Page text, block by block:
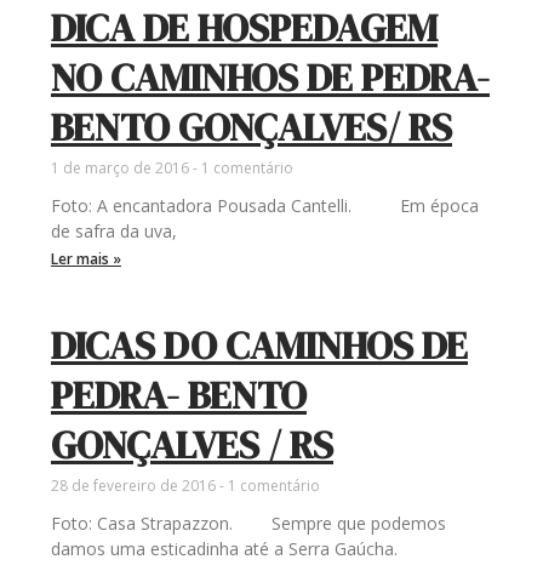
DICA DE HOSPEDAGEM
NO CAMINHOS DE PEDRA-
BENTO GONÇALVES/ RS
1 de março de 2016 1 comentário
Foto: A encantadora Pousada Cantelli. Em época
de safra da uva,
Ler mais »
DICAS DO CAMINHOS DE
PEDRA- BENTO
GONÇALVES / RS
28 de fevereiro de 2016 1 comentário
Foto: Casa Strapazzon. Sempre que podemos
damos uma esticadinha até a Serra Gaúcha.